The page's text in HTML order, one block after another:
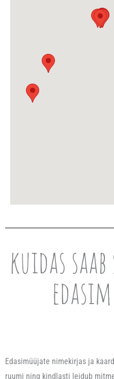
kuidas
Edasimüüjate nimekirjas ja
ruumi ning kindlasti leidub